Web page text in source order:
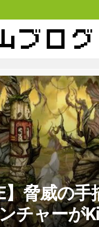
】脅威の
チャーが